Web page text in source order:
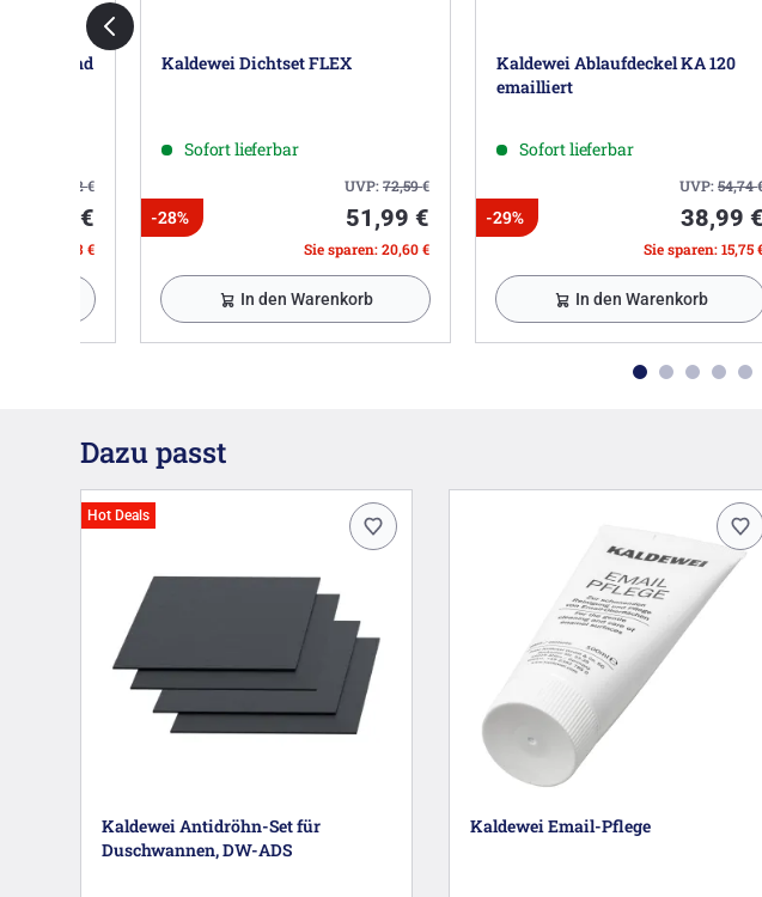
11,32€
6,79 €
4,53 €
Kaldewei Dichtset FLEX
Sofort lieferbar
UVP:72,59€
-28% 51,99 €
Sie sparen: 20,60 €
In den Warenkorb
Kaldewei Ablaufdeckel KA 120
emailliert
Sofort lieferbar
UVP:54,74
-29% 38,99 €
Sie sparen: 15,75
In den Warenkorb
Dazu passt
Hot Deals
Kaldewei Antidröhn-Set für
Duschwannen, DW-ADS
Kaldewei Email-Pflege